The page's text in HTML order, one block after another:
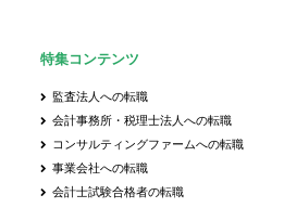
特集コンテンツ
監査法人への転職
会計事務所・税理士法人への転職
コンサルティングファームへの転職
事業会社への転職
会計士試験合格者の転職